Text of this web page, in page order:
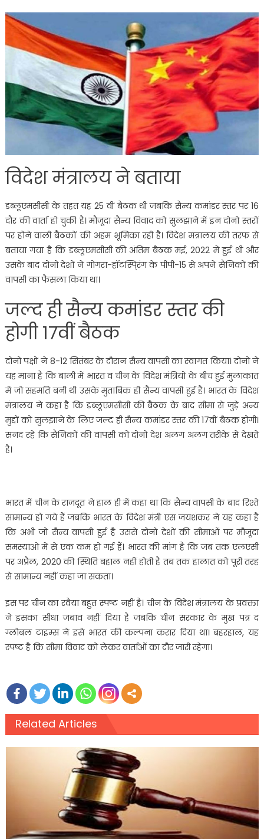
विदेश मंत्रालय ने बताया
डब्लूएमसीसी के तहत यह 25 वीं बैठक थी जबकि सैन्य कमांडर स्तर पर 16
दौर की वार्ता हो चुकी है। मौजूदा सैन्य विवाद को सुलझाने में इन दोनो स्तरों
पर होने वाली बैठकों की अहम भूमिका रही है। विदेश मंत्रालय की तरफ से
बताया गया है कि डब्लूएमसीसी की अंतिम बैठक मई, 2022 में हुई थी और
उसके बाद दोनो देशों ने गोगरा-हॉटस्पि्रंग के पीपी-15 से अपने सैनिकों की
वापसी का फैसला किया था।
जल्द ही सैन्य कमांडर स्तर की
होगी 17वीं बैठक
दोनो पक्षों ने 8-12 सितंबर के दौरान सैन्य वापसी का स्वागत किया। दोनो ने
यह माना है कि बाली में भारत व चीन के विदेश मंत्रियों के बीच हुई मुलाकात
में जो सहमति बनी थी उसके मुताबिक ही सैन्य वापसी हुई है। भारत के विदेश
मंत्रालय ने कहा है कि डब्लूएमसीसी की बैठक के बाद सीमा से जुड़े अन्य
मुद्दों को सुलझाने के लिए जल्द ही सैन्य कमांडर स्तर की 17वीं बैठक होगी।
सनद रहे कि सैनिकों की वापसी को दोनो देश अलग अलग तरीके से देखते
है।
भारत में चीन के राजदूत ने हाल ही में कहा था कि सैन्य वापसी के बाद रिश्ते
सामान्य हो गये हैं जबकि भारत के विदेश मंत्री एस जयशंकर ने यह कहा है
कि अभी जो सैन्य वापसी हुई है उससे दोनो देशों की सीमाओं पर मौजूदा
समस्याओ में से एक कम हो गई हैं। भारत की मांग है कि जब तक एलएसी
पर अप्रैल, 2020 की स्थिति बहाल नहीं होती है तब तक हालात को पूरी तरह
से सामान्य नहीं कहा जा सकता।
इस पर चीन का रवैया बहुत स्पष्ट नहीं है। चीन के विदेश मंत्रालय के प्रवक्ता
ने इसका सीधा जबाव नहीं दिया है जबकि चीन सरकार के मुख पत्र द
ग्लोबल टाइम्स ने इसे भारत की कल्पना करार दिया था। बहरहाल, यह
स्पष्ट है कि सीमा विवाद को लेकर वार्ताओं का दौर जारी रहेगा।
Related Articles